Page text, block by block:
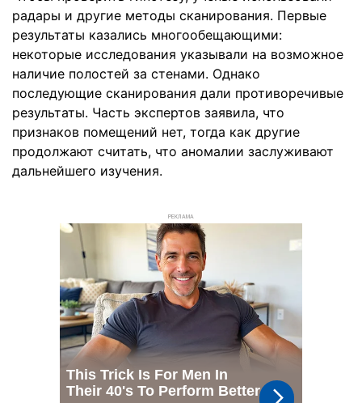
радары и другие методы сканирования. Первые
результаты казались многообещающими:
некоторые исследования указывали на возможное
наличие полостей за стенами. Однако
последующие сканирования дали противоречивые
результаты. Часть экспертов заявила, что
признаков помещений нет, тогда как другие
продолжают считать, что аномалии заслуживают
дальнейшего изучения.
РЕКЛАМА